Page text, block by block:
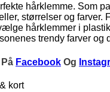
kort
hårklemme. Som
størrelser og
hårklemmer i
trendy farver
Facebook Og